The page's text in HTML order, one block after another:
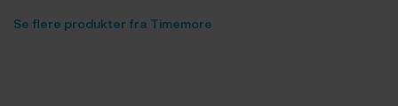
Se flere produkter fra Timemore